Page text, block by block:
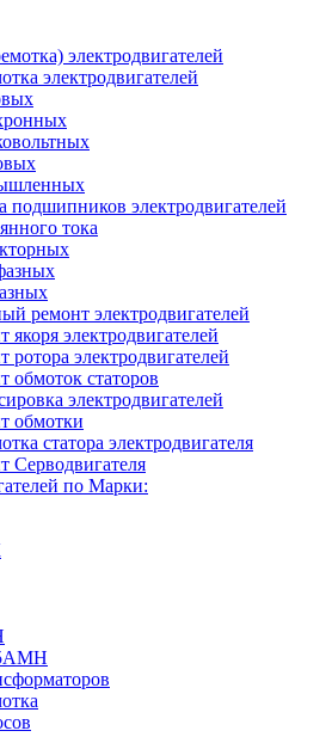
электродвигателей
электродвигателей
подшипников электродвигателей
тока
ремонт электродвигателей
якоря электродвигателей
ротора электродвигателей
обмоток статоров
электродвигателей
обмотки
статора электродвигателя
Серводвигателя
по Марки: